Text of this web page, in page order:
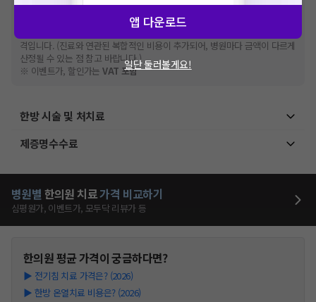
※비급여 항목의 경우,추가비용 등으로 실제 가격과 상이할 수 있으니, 정확
한 가격은 해당 의료기관에 직접 문의해주세요.
건강보험심사평가원
격입니다. (진료와 연관된 복합적인 비용이 추가되어, 병원마다 금액이 다르게
산정될 수 있는 점 참고 바랍니다.)
※ 이벤트가, 할인가는VAT 포함
한방 시술 및 처치료
제증명수수료
병원별 한의원 치료가격 비교하기
심평원가, 이벤트가, 모두닥 리뷰가 등
한의원평균 가격이 궁금하다면?
▶ 전기침 치료 가격은? (2026)
▶ 한방 온열치료 비용은? (2026)
앱 다운로드
일단 둘러볼게요!